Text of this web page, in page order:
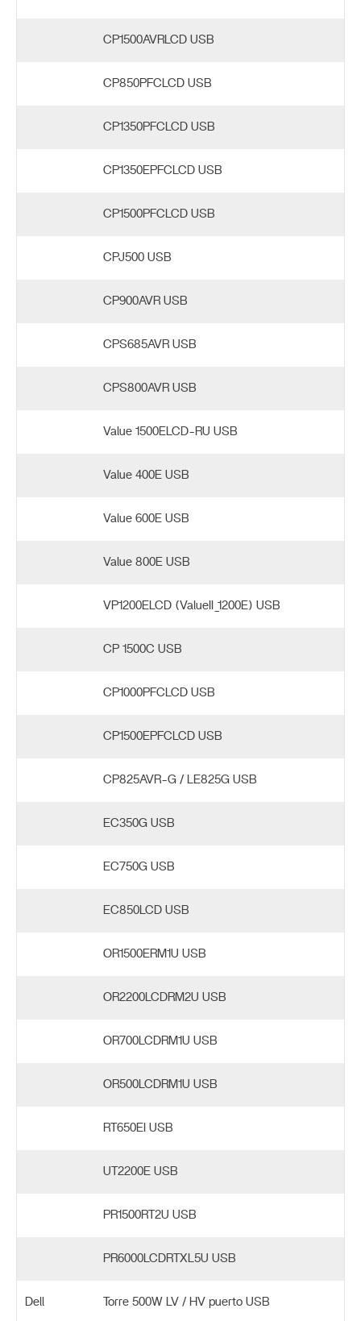
CP1500AVRLCD USB
CP850PFCLCD USB
CP1350PFCLCD USB
CP1350EPFCLCD USB
CP1500PFCLCD USB
CPJ500 USB
CP900AVR USB
CPS685AVR USB
CPS800AVR USB
Value 1500ELCD-RU USB
Value 400E USB
Value 600E USB
Value 800E USB
VP1200ELCD (ValueII_1200E) USB
CP 1500C USB
CP1000PFCLCD USB
CP1500EPFCLCD USB
CP825AVR-G / LE825G USB
EC350G USB
EC750G USB
EC850LCD USB
OR1500ERM1U USB
OR2200LCDRM2U USB
OR700LCDRM1U USB
OR500LCDRM1U USB
RT650EI USB
UT2200E USB
PR1500RT2U USB
PR6000LCDRTXL5U USB
Dell Torre 500W LV / HV puerto USB